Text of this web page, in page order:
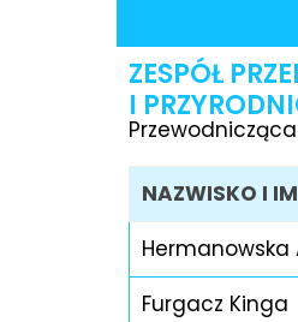
ZESPÓŁ
I
NAZWISKO I
Hermanowska
Furgacz Kinga